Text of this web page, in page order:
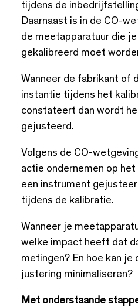
tijdens de
Daarnaast is in de CO-
de meetapparatuur die
gekalibreerd moet
Wanneer de fabrikant of
instantie tijdens het
constateert dan wordt
gejusteerd.
Volgens de CO-
actie ondernemen op
een instrument
tijdens de kalibratie.
Wanneer je
welke impact heeft dat
metingen? En hoe kan je
justering minimaliseren?
Met onderstaande